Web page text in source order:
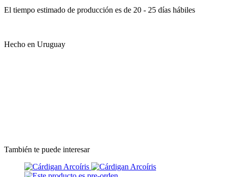
El tiempo estimado de producción es de 20 - 25 días hábiles
Hecho en Uruguay
También te puede interesar